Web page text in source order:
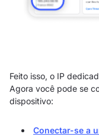
Feito isso, o IP
Agora você pode se
dispositivo:
Conectar-se a